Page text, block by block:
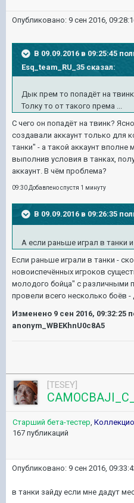
Опубликовано: 9 сен 2016,
В 09.09.2016 в 09:25:45
Esq_team_RU_35 сказал:
Дык прем то попадёт на твинк
Толку то от такого према ...
С чего он попадёт на твинк?
создавали аккаунт только для
танки" - а такой аккаунт
выполнив условия в танках,
аккаунт. В чём проблема?
09:30 Добавлено спустя 1 минуту
В 09.09.2016 в 09:26:35
А если раньше играл в танки и
Если раньше играли в танки -
новоиспечённых игроков
молодого бойца" с
провели всего несколько боёв -
Изменено 9 сен 2016, 09:32:25
anonym_WBEKhnU0c8A5
[TESEY]
Старший бета-тестер,
167 публикаций
Опубликовано: 9 сен 2016,
в танки зайду если мне дадут